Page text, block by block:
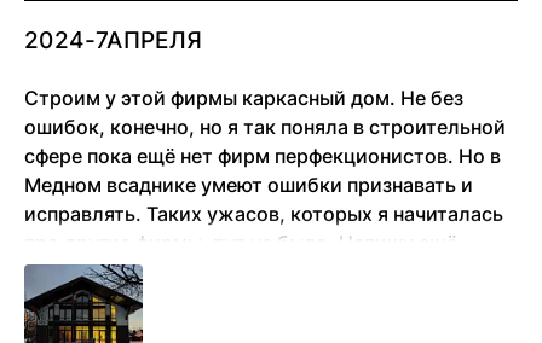
2024-7АПРЕЛЯ
Строим у этой фирмы каркасный дом. Не без
ошибок, конечно, но я так поняла в строительной
сфере пока ещё нет фирм перфекционистов. Но в
Медном всаднике умеют ошибки признавать и
исправлять. Таких ужасов, которых я начиталась
про другие фирмы, тут не было. Напишу ещё
позже отзыв, когда несколько лет в доме
проживём